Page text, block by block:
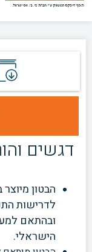
דגשים
הבטון
ובהתאם
הישראלי.